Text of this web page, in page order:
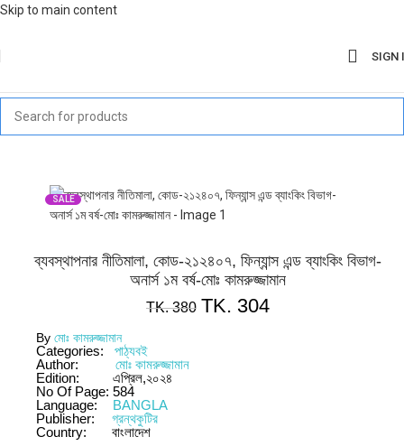
Skip to main content
SIGN
SALE
ব্যবস্থাপনার নীতিমালা, কোড-২১২৪০৭, ফিন্যান্স এন্ড ব্যাংকিং বিভাগ-
অনার্স ১ম বর্ষ-মোঃ কামরুজ্জামান
TK.380 TK. 304
By মোঃ কামরুজ্জামান
Categories:
পাঠ্যবই
Author:
মোঃ কামরুজ্জামান
Edition:
এপ্রিল,২০২৪
No Of Page: 584
Language:
BANGLA
Publisher:
গ্রন্থকুটির
Country:
বাংলাদেশ